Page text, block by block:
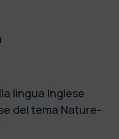
lingua Inglese
del tema Nature-